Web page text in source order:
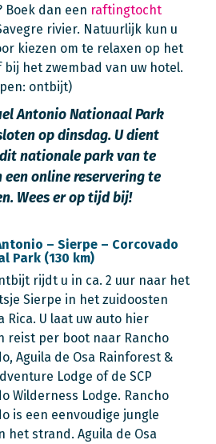
Boek dan een raftingtocht
rivier. Natuurlijk kun u
kiezen om te relaxen op het
het zwembad van uw hotel.
ontbijt)
Antonio Nationaal Park
op dinsdag. U dient
nationale park van te
een online reservering te
Wees er op tijd bij!
– Sierpe – Corcovado
Park (130 km)
rijdt u in ca. 2 uur naar het
Sierpe in het zuidoosten
Rica. U laat uw auto hier
reist per boot naar Rancho
Aguila de Osa Rainforest &
Lodge of de SCP
Wilderness Lodge. Rancho
is een eenvoudige jungle
het strand. Aguila de Osa